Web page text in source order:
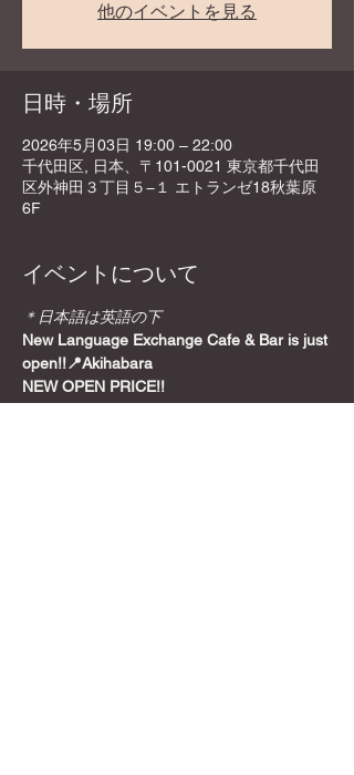
他のイベントを見る
日時・場所
2026年5月03日 19:00 – 22:00
千代田区, 日本、〒101-0021 東京都千代田
区外神田３丁目５−１ エトランゼ18秋葉原
6F
イベントについて
＊日本語は英語の下
New Language Exchange Cafe & Bar is just
open!!📍Akihabara
NEW OPEN PRICE!!